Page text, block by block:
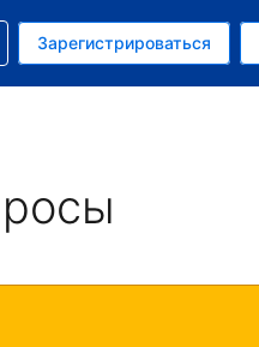
Зарегистрироваться